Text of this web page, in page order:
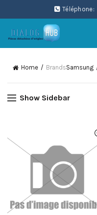
Téléphone:
Home BrandsSamsung
Show Sidebar